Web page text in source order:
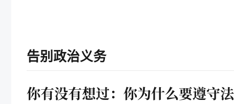
告别政治义务
你有没有想过：你为什么要遵守